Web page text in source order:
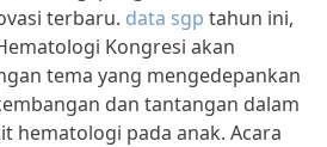
terbaru. data sgp tahun ini,
Kongresi akan
tema yang mengedepankan
dan tantangan dalam
hematologi pada anak. Acara